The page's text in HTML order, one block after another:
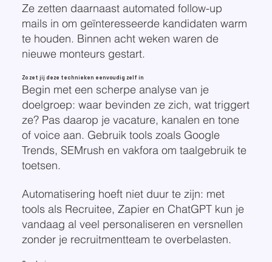
Ze zetten daarnaast automated follow-up
mails in om geïnteresseerde kandidaten warm
te houden. Binnen acht weken waren de
nieuwe monteurs gestart.
Zo zet jij deze technieken eenvoudig zelf in
Begin met een scherpe analyse van je
doelgroep: waar bevinden ze zich, wat triggert
ze? Pas daarop je vacature, kanalen en tone
of voice aan. Gebruik tools zoals Google
Trends, SEMrush en vakfora om taalgebruik te
toetsen.
Automatisering hoeft niet duur te zijn: met
tools als Recruitee, Zapier en ChatGPT kun je
vandaag al veel personaliseren en versnellen
zonder je recruitmentteam te overbelasten.